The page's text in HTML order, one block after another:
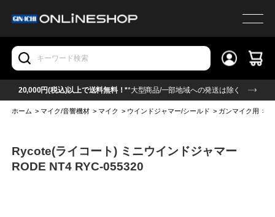
20,000円(税込)以上で送料無料！**大型商品/一部地域への発送は除く
ホーム >マイク/音響機材 >マイク > ウインドジャマー/シールド > ガンマイク用 >
Rycote(ライコート) ミニウインドジャマー
RODE NT4 RYC-055320